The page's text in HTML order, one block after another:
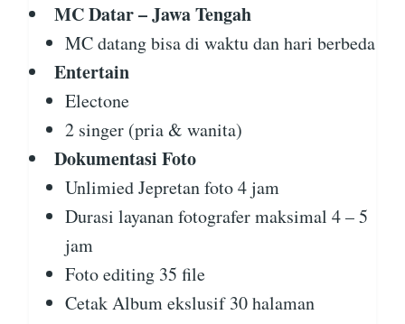
MC Datar – Jawa Tengah
MC datang bisa di waktu dan hari berbeda
Entertain
Electone
2 singer (pria & wanita)
Dokumentasi Foto
Unlimied Jepretan foto 4 jam
Durasi layanan fotografer maksimal 4 – 5
jam
Foto editing 35 file
Cetak Album ekslusif 30 halaman